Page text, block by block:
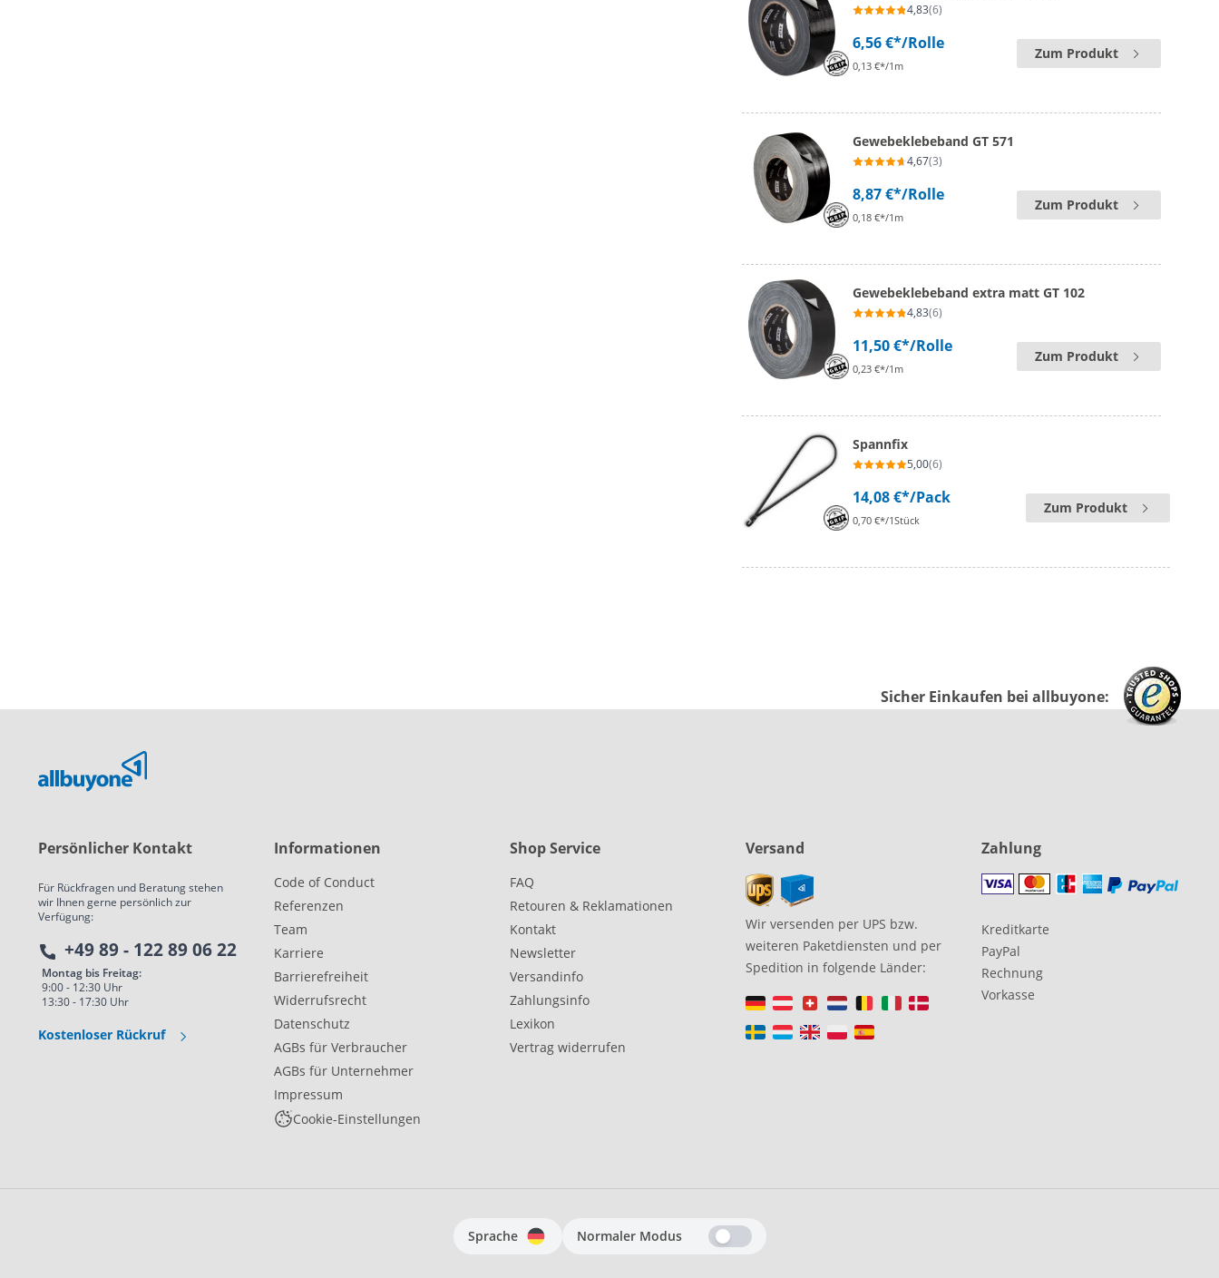
4,83(6)
6,56 €*/Rolle
0,13 €*/1m
Zum Produkt
Gewebeklebeband GT 571
4,67(3)
8,87 €*/Rolle
0,18 €*/1m
Zum Produkt
Gewebeklebeband extra matt GT 102
4,83(6)
11,50 €*/Rolle
0,23 €*/1m
Zum Produkt
Spannfix
5,00(6)
14,08 €*/Pack
0,70 €*/1Stück
Zum Produkt
Sicher Einkaufen bei allbuyone:
Persönlicher Kontakt
Für Rückfragen und Beratung stehen
wir Ihnen gerne persönlich zur
Verfügung:
+49 89 - 122 89 06 22
Montag bis Freitag:
9:00 - 12:30 Uhr
13:30 - 17:30 Uhr
Kostenloser Rückruf
Informationen
Code of Conduct
Referenzen
Team
Karriere
Barrierefreiheit
Widerrufsrecht
Datenschutz
AGBs für Verbraucher
AGBs für Unternehmer
Impressum
Cookie-Einstellungen
Shop Service
FAQ
Retouren & Reklamationen
Kontakt
Newsletter
Versandinfo
Zahlungsinfo
Lexikon
Vertrag widerrufen
Versand
Wir versenden per UPS bzw.
weiteren Paketdiensten und per
Spedition in folgende Länder:
Zahlung
Kreditkarte
PayPal
Rechnung
Vorkasse
Sprache Normaler Modus